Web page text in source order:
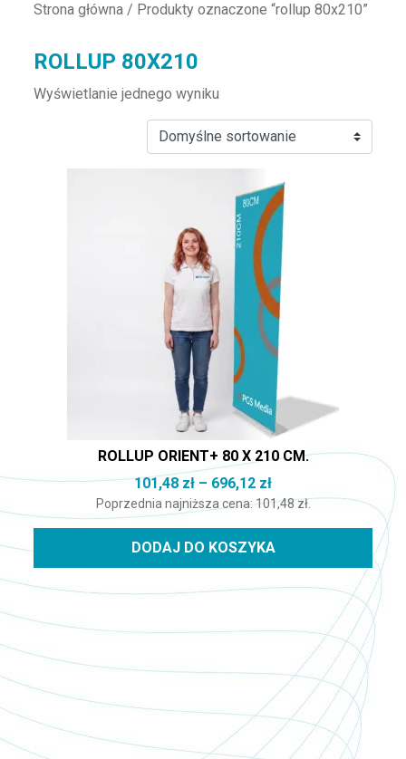
Strona główna / Produkty oznaczone “rollup 80x210”
ROLLUP 80X210
Wyświetlanie jednego wyniku
ROLLUP ORIENT+ 80 X 210 CM.
101,48 zł – 696,12 złZakres cen: od
Poprzednia najniższa cena:101,48 zł.
DODAJ DO KOSZYKA
Ten produkt ma wiele wariantów. Opcje można wybrać na